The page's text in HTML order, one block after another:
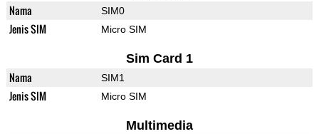
Nama SIM0
Jenis SIM Micro SIM
Sim Card 1
Nama SIM1
Jenis SIM Micro SIM
Multimedia